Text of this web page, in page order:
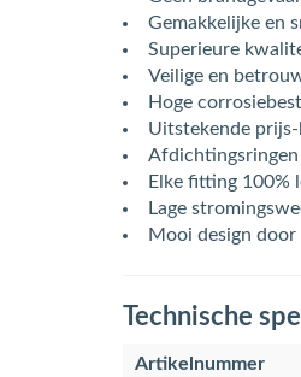
Gemakkelijke en
Superieure
Veilige en
Hoge
Uitstekende
Afdichtingsringen
Elke fitting 100%
Lage
Mooi design
Technische
Artikelnummer